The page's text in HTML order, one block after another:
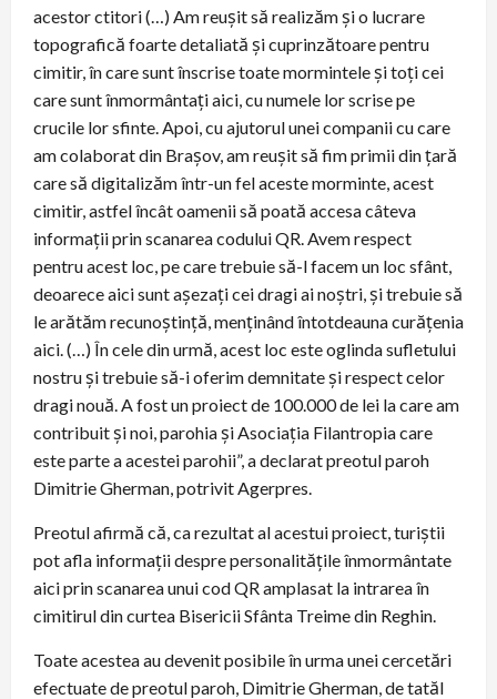
acestor ctitori (…) Am reușit să realizăm și o lucrare
topografică foarte detaliată și cuprinzătoare pentru
cimitir, în care sunt înscrise toate mormintele și toți cei
care sunt înmormântați aici, cu numele lor scrise pe
crucile lor sfinte. Apoi, cu ajutorul unei companii cu care
am colaborat din Brașov, am reușit să fim primii din țară
care să digitalizăm într-un fel aceste morminte, acest
cimitir, astfel încât oamenii să poată accesa câteva
informații prin scanarea codului QR. Avem respect
pentru acest loc, pe care trebuie să-l facem un loc sfânt,
deoarece aici sunt așezați cei dragi ai noștri, și trebuie să
le arătăm recunoștință, menținând întotdeauna curățenia
aici. (…) În cele din urmă, acest loc este oglinda sufletului
nostru și trebuie să-i oferim demnitate și respect celor
dragi nouă. A fost un proiect de 100.000 de lei la care am
contribuit și noi, parohia și Asociația Filantropia care
este parte a acestei parohii”, a declarat preotul paroh
Dimitrie Gherman, potrivit Agerpres.
Preotul afirmă că, ca rezultat al acestui proiect, turiștii
pot afla informații despre personalitățile înmormântate
aici prin scanarea unui cod QR amplasat la intrarea în
cimitirul din curtea Bisericii Sfânta Treime din Reghin.
Toate acestea au devenit posibile în urma unei cercetări
efectuate de preotul paroh, Dimitrie Gherman, de tatăl